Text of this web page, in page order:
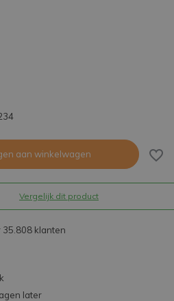
aan winkelwagen
Vergelijk dit product
35.808 klanten
later